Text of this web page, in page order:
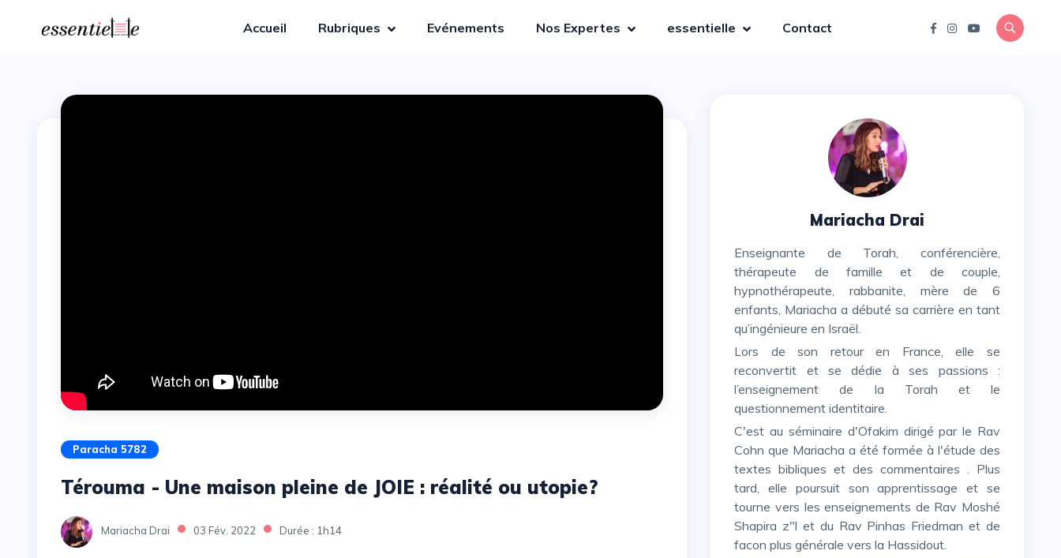
Accueil Rubriques Evénements Nos Expertes essentielle Contact
Paracha 5782
Térouma - Une maison pleine de JOIE : réalité ou utopie?
Mariacha Drai 03 Fév. 2022 Durée : 1h14
Mariacha Drai
Enseignante de Torah, conférencière,
thérapeute de famille et de couple,
hypnothérapeute, rabbanite, mère de 6
enfants, Mariacha a débuté sa carrière en tant
qu’ingénieure en Israël.
Lors de son retour en France, elle se
reconvertit et se dédie à ses passions :
l’enseignement de la Torah et le
questionnement identitaire.
C'est au séminaire d'Ofakim dirigé par le Rav
Cohn que Mariacha a été formée à l'étude des
textes bibliques et des commentaires . Plus
tard, elle poursuit son apprentissage et se
tourne vers les enseignements de Rav Moshé
Shapira z"l et du Rav Pinhas Friedman et de
facon plus générale vers la Hassidout.